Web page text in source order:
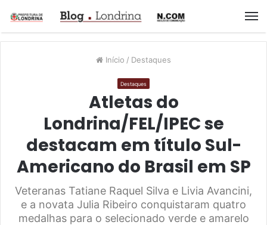
Início / Destaques
Destaques
Atletas do
Londrina/FEL/IPEC se
destacam em título Sul-
Americano do Brasil em SP
Veteranas Tatiane Raquel Silva e Livia Avancini,
e a novata Julia Ribeiro conquistaram quatro
medalhas para o selecionado verde e amarelo